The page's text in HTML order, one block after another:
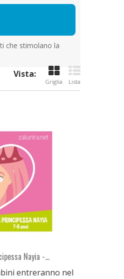
che stimolano la
Vista:
Griglia Lista
Nayia -...
entreranno nel